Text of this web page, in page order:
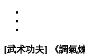
[武术功夫] 《調氣